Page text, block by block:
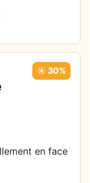
☀️ 30%
en face